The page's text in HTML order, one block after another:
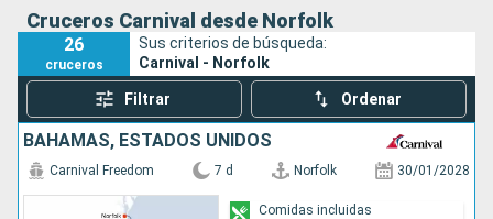
Buscar
Cruceros Carnival desde Norfolk
26
cruceros
Sus criterios de búsqueda:
Carnival - Norfolk
Filtrar Ordenar
BAHAMAS, ESTADOS UNIDOS
Carnival Freedom 7 d Norfolk 30/01/2028
Comidas incluidas